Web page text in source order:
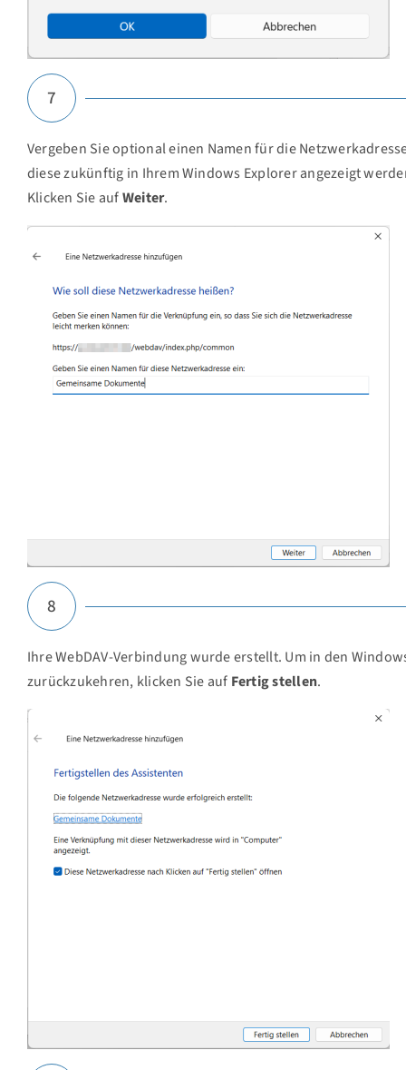
7
Vergeben Sie optional einen Namen für die
diese zukünftig in Ihrem Windows Explorer angezeigt
Klicken Sie aufWeiter.
8
Ihre WebDAV-Verbindung wurde erstellt. Um in den
zurückzukehren, klicken Sie auf Fertig stellen.